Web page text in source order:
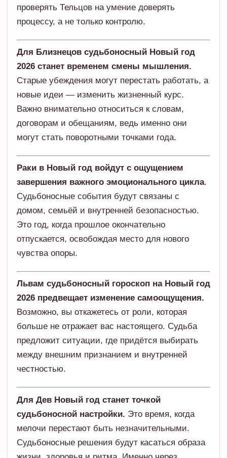
проверять Тельцов на умение доверять
процессу, а не только контролю.
Для Близнецов судьбоносный Новый год
2026 станет временем смены мышления.
Старые убеждения могут перестать работать, а
новые идеи — изменить жизненный курс.
Важно внимательно относиться к словам,
договорам и обещаниям, ведь именно они
могут стать поворотными точками года.
Раки в Новый год войдут с ощущением
завершения важного эмоционального цикла.
Судьбоносные события будут связаны с
домом, семьёй и внутренней безопасностью.
Это год, когда прошлое окончательно
отпускается, освобождая место для нового
чувства опоры.
Львам судьбоносный гороскоп на Новый год
2026 предвещает изменение самоощущения.
Возможно, вы откажетесь от роли, которая
больше не отражает вас настоящего. Судьба
предложит ситуации, где придётся выбирать
между внешним признанием и внутренней
честностью.
Для Дев Новый год станет точкой
судьбоносной настройки.
Это время, когда
мелочи перестают быть незначительными.
Судьбоносные решения будут касаться образа